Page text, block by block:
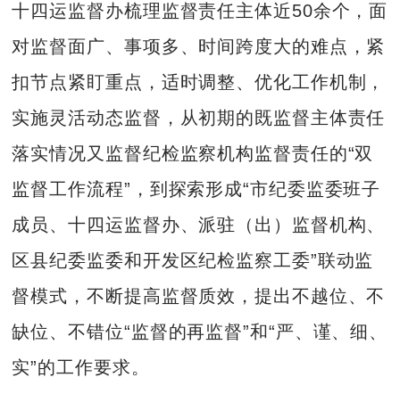
十四运监督办梳理监督责任主体近50余个，面
对监督面广、事项多、时间跨度大的难点，紧
扣节点紧盯重点，适时调整、优化工作机制，
实施灵活动态监督，从初期的既监督主体责任
落实情况又监督纪检监察机构监督责任的“双
监督工作流程”，到探索形成“市纪委监委班子
成员、十四运监督办、派驻（出）监督机构、
区县纪委监委和开发区纪检监察工委”联动监
督模式，不断提高监督质效，提出不越位、不
缺位、不错位“监督的再监督”和“严、谨、细、
实”的工作要求。